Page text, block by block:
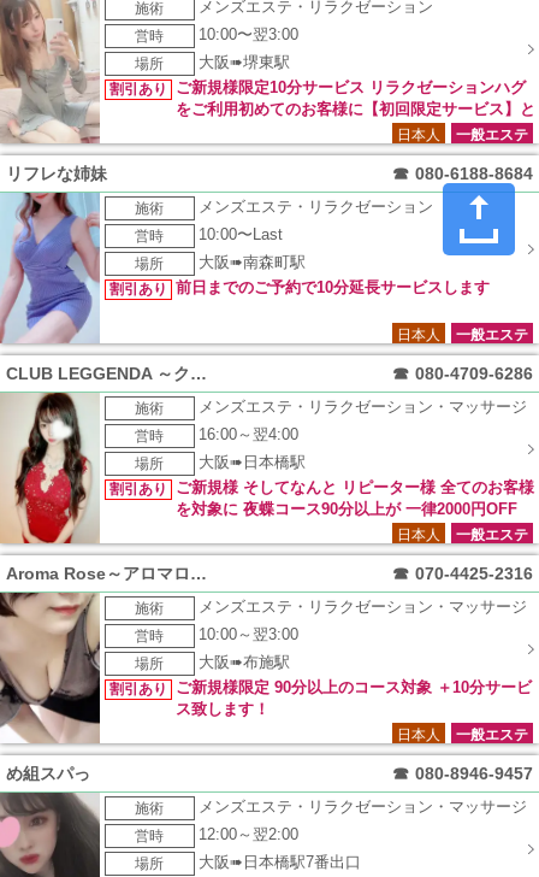
施術
メンズエステ・リラクゼーション
営時
10:00〜翌3:00
場所
大阪➠堺東駅
割引あり
ご新規様限定10分サービス リラクゼーションハグ
をご利用初めてのお客様に【初回限定サービス】と
し、お得な全コース適応の10分拡大をご用意していますので受
付時にスタッフまでお電話でお伝え下さいませ。
一般エステ
日本人
リフレな姉妹 ☎ 080-6188-8684
施術
メンズエステ・リラクゼーション
営時
10:00〜Last
場所
大阪➠南森町駅
割引あり
前日までのご予約で10分延長サービスします
一般エステ
日本人
CLUB LEGGENDA ～クラブレジェンダ～ ☎ 080-4709-6286
施術
メンズエステ・リラクゼーション・マッサージ
営時
16:00～翌4:00
場所
大阪➠日本橋駅
割引あり
ご新規様 そしてなんと リピーター様 全てのお客様
を対象に 夜蝶コース90分以上が 一律2000円OFF
一般エステ
日本人
Aroma Rose～アロマローズ～ ☎ 070-4425-2316
施術
メンズエステ・リラクゼーション・マッサージ
営時
10:00～翌3:00
場所
大阪➠布施駅
割引あり
ご新規様限定 90分以上のコース対象 ＋10分サービ
ス致します！
一般エステ
日本人
め組スパっ ☎ 080-8946-9457
施術
メンズエステ・リラクゼーション・マッサージ
営時
12:00～翌2:00
場所
大阪➠日本橋駅7番出口